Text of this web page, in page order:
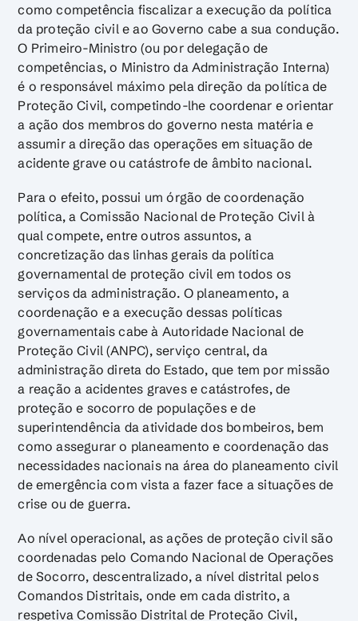
como competência fiscalizar a execução da política
da proteção civil e ao Governo cabe a sua condução.
O Primeiro-Ministro (ou por delegação de
competências, o Ministro da Administração Interna)
é o responsável máximo pela direção da política de
Proteção Civil, competindo-lhe coordenar e orientar
a ação dos membros do governo nesta matéria e
assumir a direção das operações em situação de
acidente grave ou catástrofe de âmbito nacional.
Para o efeito, possui um órgão de coordenação
política, a Comissão Nacional de Proteção Civil à
qual compete, entre outros assuntos, a
concretização das linhas gerais da política
governamental de proteção civil em todos os
serviços da administração. O planeamento, a
coordenação e a execução dessas políticas
governamentais cabe à Autoridade Nacional de
Proteção Civil (ANPC), serviço central, da
administração direta do Estado, que tem por missão
a reação a acidentes graves e catástrofes, de
proteção e socorro de populações e de
superintendência da atividade dos bombeiros, bem
como assegurar o planeamento e coordenação das
necessidades nacionais na área do planeamento civil
de emergência com vista a fazer face a situações de
crise ou de guerra.
Ao nível operacional, as ações de proteção civil são
coordenadas pelo Comando Nacional de Operações
de Socorro, descentralizado, a nível distrital pelos
Comandos Distritais, onde em cada distrito, a
respetiva Comissão Distrital de Proteção Civil,